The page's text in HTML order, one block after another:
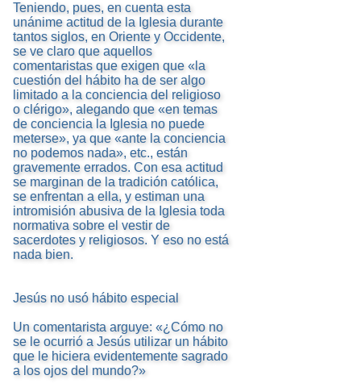
Teniendo, pues, en cuenta esta
unánime actitud de la Iglesia durante
tantos siglos, en Oriente y Occidente,
se ve claro que aquellos
comentaristas que exigen que «la
cuestión del hábito ha de ser algo
limitado a la conciencia del religioso
o clérigo», alegando que «en temas
de conciencia la Iglesia no puede
meterse», ya que «ante la conciencia
no podemos nada», etc., están
gravemente errados. Con esa actitud
se marginan de la tradición católica,
se enfrentan a ella, y estiman una
intromisión abusiva de la Iglesia toda
normativa sobre el vestir de
sacerdotes y religiosos. Y eso no está
nada bien.
Jesús no usó hábito especial
Un comentarista arguye: «¿Cómo no
se le ocurrió a Jesús utilizar un hábito
que le hiciera evidentemente sagrado
a los ojos del mundo?»